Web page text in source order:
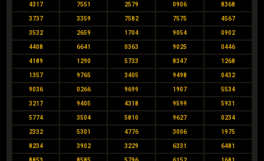
4317 7551 2579 0906 8368
3737 3359 7582 7575 4567
3532 2659 1704 9054 0902
4408 6641 0363 9025 0446
4189 1290 5733 8347 1268
1357 9765 3405 9498 0432
9036 0266 9699 1907 5534
3217 9405 4318 9599 5931
5774 3504 5810 9627 0234
2332 5301 4776 3006 1975
8234 3902 3229 6331 6481